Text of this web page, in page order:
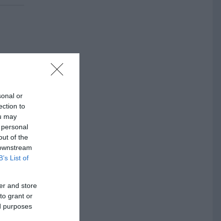
or
to
may
of the
List of
and store
grant or
purposes